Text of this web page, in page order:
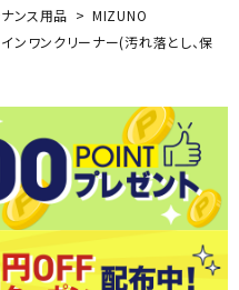
ンス用品
MIZUNO
ンワンクリーナー(汚れ落とし、保